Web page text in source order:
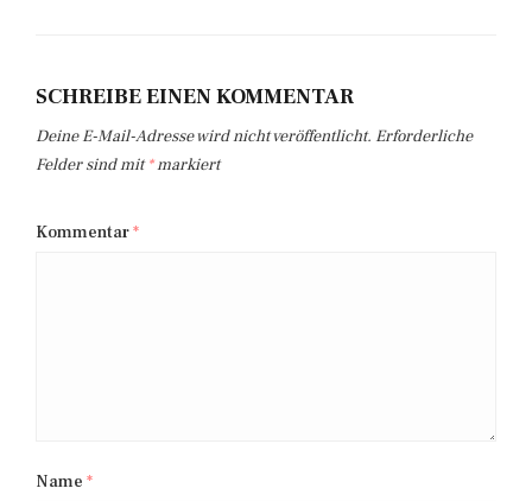
SCHREIBE EINEN KOMMENTAR
Deine E-Mail-Adresse wird nicht veröffentlicht. Erforderliche
Felder sind mit*markiert
Kommentar*
Name *